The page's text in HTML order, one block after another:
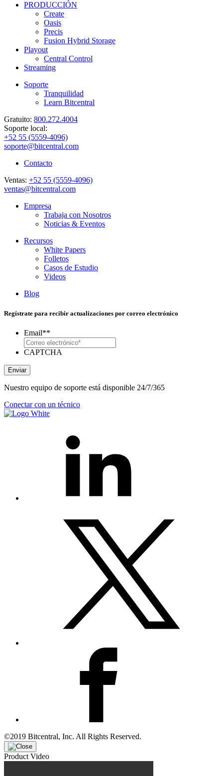
PRODUCCIÓN
Create
Oasis
Precis
Fusion Hybrid Storage
Playout
Central Control
Streaming
Soporte
Tranquilidad
Learn Bitcentral
Gratuito: 800.272.4004
Soporte local:
+52 55 (5559-4096)
soporte@bitcentral.com
Contacto
Ventas: +52 55 (5559-4096)
ventas@bitcentral.com
Empresa
Trabaja con Nosotros
Noticias & Eventos
Recursos
White Papers
Folletos
Casos de Estudio
Videos
Blog
Regístrate para recibir actualizaciones por correo electrónico
Email**
CAPTCHA
Enviar
Nuestro equipo de soporte está disponible 24/7/365
Conectar con un técnico
©2019 Bitcentral, Inc. All Rights Reserved.
Product Video